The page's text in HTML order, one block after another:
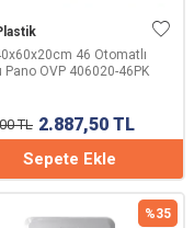
46 Otomatlı
Pano OVP 406020-46PK
TL 2.887,50 TL
Sepete Ekle
%35